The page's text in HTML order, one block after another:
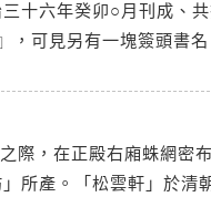
十六年癸卯○月刊成、
，可見另有一塊簽頭書
際，在正殿右廂蛛網密
所產。「松雲軒」於清